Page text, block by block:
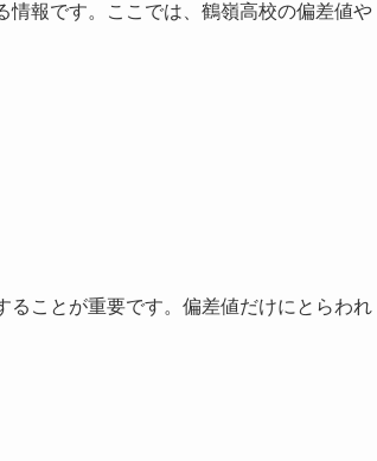
情報です。ここでは、鶴嶺高校の偏差値や
ることが重要です。偏差値だけにとらわれ